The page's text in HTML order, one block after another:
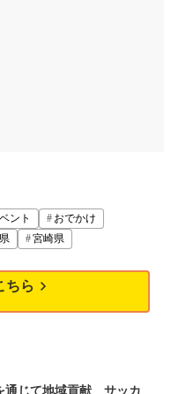
ント
おでかけ
宮崎県
ちら
通じて地域貢献 サッカ